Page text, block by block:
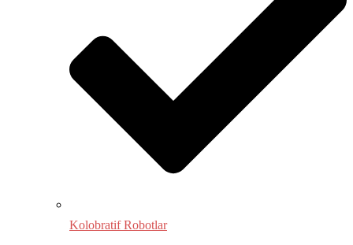
Kolobratif Robotlar